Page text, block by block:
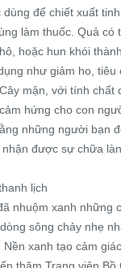
để chiết xuất
làm thuốc. Quả có
hoặc hun khói
như giảm ho, tiêu
mận, với tính chất
hứng cho con
những người bạn
được sự chữa
lịch
nhuộm xanh những
sông chảy nhẹ
xanh tạo cảm
thăm Trang viên Bồ